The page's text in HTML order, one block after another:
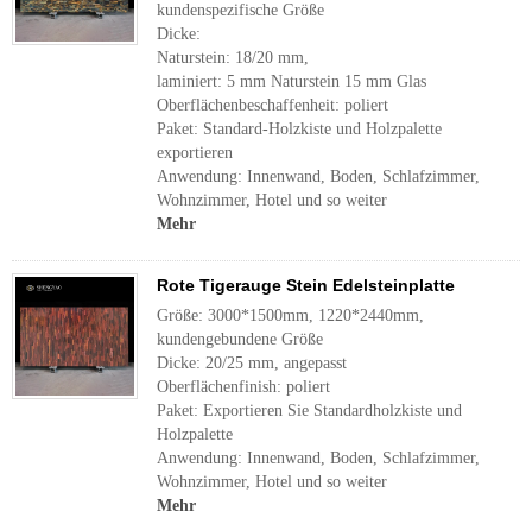
kundenspezifische Größe
Dicke:
Naturstein: 18/20 mm,
laminiert: 5 mm Naturstein 15 mm Glas
Oberflächenbeschaffenheit: poliert
Paket: Standard-Holzkiste und Holzpalette
exportieren
Anwendung: Innenwand, Boden, Schlafzimmer,
Wohnzimmer, Hotel und so weiter
Mehr
Rote Tigerauge Stein Edelsteinplatte
Größe: 3000*1500mm, 1220*2440mm,
kundengebundene Größe
Dicke: 20/25 mm, angepasst
Oberflächenfinish: poliert
Paket: Exportieren Sie Standardholzkiste und
Holzpalette
Anwendung: Innenwand, Boden, Schlafzimmer,
Wohnzimmer, Hotel und so weiter
Mehr